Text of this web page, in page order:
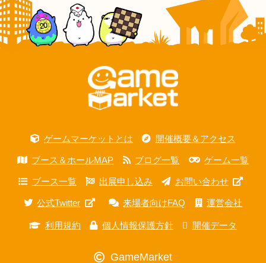
ゲームマーケットとは 開催概要＆アクセス
ブース＆ホールMAP ブログ一覧 ゲーム一覧
ブース一覧 出展申し込み お問い合わせ
公式Twitter 来場者向けFAQ 運営会社
利用規約 個人情報保護方針 開催データ
GameMarket